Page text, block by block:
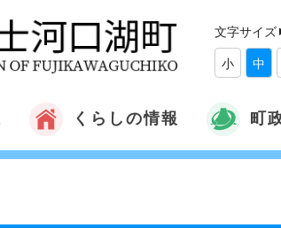
文字サイズ
小 中
くらしの情報 町